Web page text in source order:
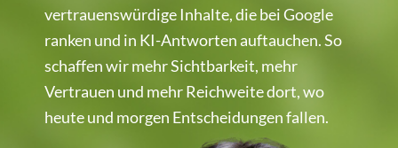
vertrauenswürdige Inhalte, die bei Google
ranken und in KI-Antworten auftauchen. So
schaffen wir mehr Sichtbarkeit, mehr
Vertrauen und mehr Reichweite dort, wo
heute und morgen Entscheidungen fallen.